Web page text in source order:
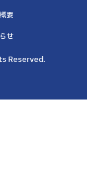
要
せ
Reserved.